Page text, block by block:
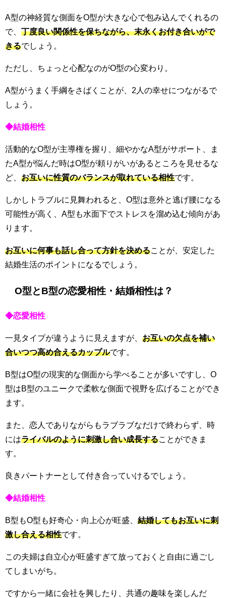
A型の神経質な側面をO型が大きな心で包み込んでくれるの
で、 丁度良い関係性を保ちながら、末永くお付き合いがで
きるでしょう。
ただし、ちょっと心配なのがO型の心変わり。
A型がうまく手綱をさばくことが、2人の幸せにつながるで
しょう。
◆結婚相性
活動的なO型が主導権を握り、細やかなA型がサポート、ま
たA型が悩んだ時はO型が頼りがいがあるところを見せるな
ど、 お互いに性質のバランスが取れている相性です。
しかしトラブルに見舞われると、O型は意外と逃げ腰になる
可能性が高く、A型も水面下でストレスを溜め込む傾向があ
ります。
お互いに何事も話し合って方針を決めることが、安定した
結婚生活のポイントになるでしょう。
O型とB型の恋愛相性・結婚相性は？
◆恋愛相性
一見タイプが違うように見えますが、 お互いの欠点を補い
合いつつ高め合えるカップルです。
B型はO型の現実的な側面から学べることが多いですし、O
型はB型のユニークで柔軟な側面で視野を広げることができ
ます。
また、恋人でありながらもラブラブなだけで終わらず、時
にはライバルのように刺激し合い成長することができま
す。
良きパートナーとして付き合っていけるでしょう。
◆結婚相性
B型もO型も好奇心・向上心が旺盛、 結婚してもお互いに刺
激し合える相性です。
この夫婦は自立心が旺盛すぎて放っておくと自由に過ごし
てしまいがち。
ですから一緒に会社を興したり、共通の趣味を楽しんだ